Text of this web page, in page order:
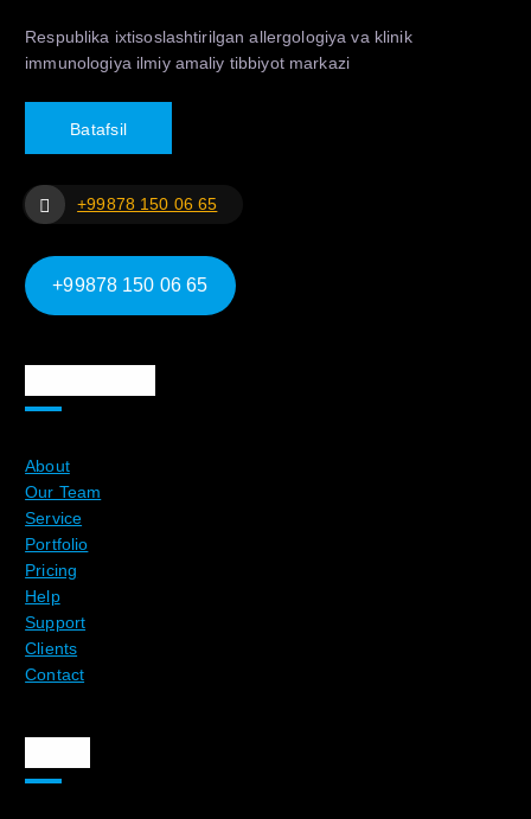
Respublika ixtisoslashtirilgan allergologiya va klinik
immunologiya ilmiy amaliy tibbiyot markazi
Batafsil
+99878 150 06 65
+99878 150 06 65
About
Our Team
Service
Portfolio
Pricing
Help
Support
Clients
Contact